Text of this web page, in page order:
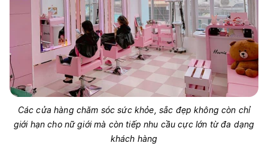
Các cửa hàng chăm sóc sức khỏe, sắc đẹp không còn chỉ
giới hạn cho nữ giới mà còn tiếp nhu cầu cực lớn từ đa dạng
khách hàng